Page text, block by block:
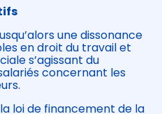
une dissonance
en droit du travail et
s’agissant du
concernant les
loi de financement de la